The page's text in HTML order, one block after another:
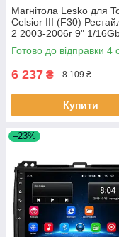
Магнітола Lesko для
Celsior III (F30)
2 2003-2006г 9" 1/
GPS Base Тойота 4 шт.
Готово до відправки 4
6 237 ₴ 8 109 ₴
Купити
–23%